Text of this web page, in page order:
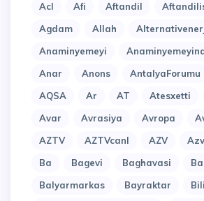
Acl
Afi Aftandil
Agdam
Allah
Anaminyemeyi
Anar
Anons AntalyaForumu
AQSA
Ar AT Atesxetti
Avar
Avrasiya Avropa
AZTV
AZTVcanl AZV
Ba
Bagevi Baghavasi
Balyarmarkas
Bayraktar